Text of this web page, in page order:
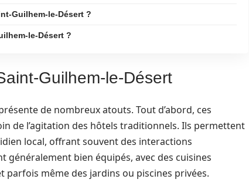
Guilhem-le-Désert ?
le-Désert ?
Guilhem-le-Désert
de nombreux atouts. Tout d’abord, ces
de l’agitation des hôtels traditionnels. Ils permettent
local, offrant souvent des interactions
généralement bien équipés, avec des cuisines
parfois même des jardins ou piscines privées.